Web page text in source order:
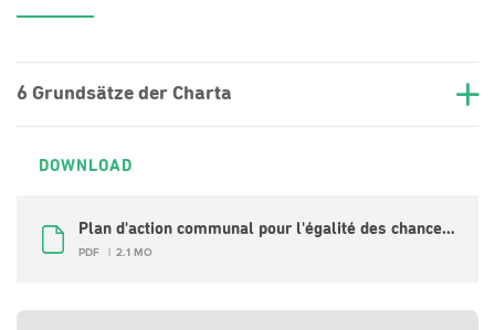
6 Grundsätze der Charta
DOWNLOAD
Plan d'action communal pour l'égalité des chances 2023-2027 (FR)
PDF 2.1 MO